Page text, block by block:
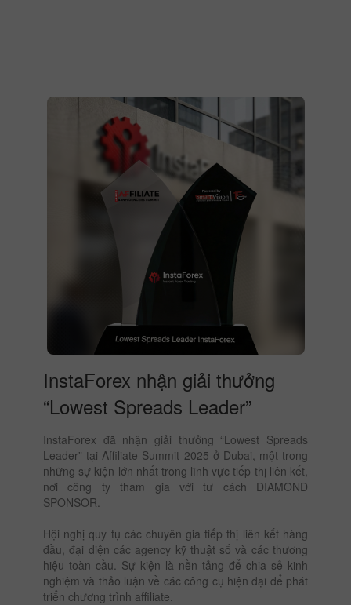
InstaForex nhận giải thưởng
“Lowest Spreads Leader”
InstaForex đã nhận giải thưởng “Lowest Spreads
Leader” tại Affiliate Summit 2025 ở Dubai, một trong
những sự kiện lớn nhất trong lĩnh vực tiếp thị liên kết,
nơi công ty tham gia với tư cách DIAMOND
SPONSOR.
Hội nghị quy tụ các chuyên gia tiếp thị liên kết hàng
đầu, đại diện các agency kỹ thuật số và các thương
hiệu toàn cầu. Sự kiện là nền tảng để chia sẻ kinh
nghiệm và thảo luận về các công cụ hiện đại để phát
triển chương trình affiliate.